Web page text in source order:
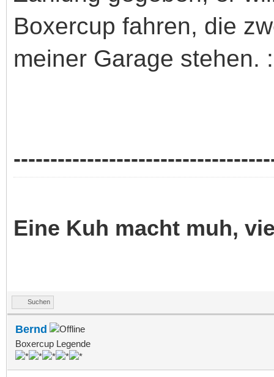
Boxercup fahren, die
meiner Garage stehen.
Eine Kuh macht muh,
Suchen
Bernd
Boxercup Legende